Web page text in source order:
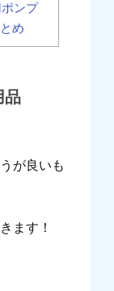
ンプ
め
品
が良いも
ます！